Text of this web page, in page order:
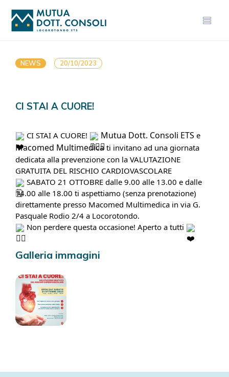
NEWS 20/10/2023
CI STAI A CUORE!
CI STAI A CUORE! Mutua Dott. Consoli ETS e
Macomed Multimedica ti invitano ad una giornata
dedicata alla prevenzione con la VALUTAZIONE
GRATUITA DEL RISCHIO CARDIOVASCOLARE
SABATO 21 OTTOBRE dalle 9.00 alle 13.00 e dalle
14.00 alle 18.00 ti aspettiamo (senza prenotazione)
direttamente presso Macomed Multimedica in via G.
Pasquale Rodio 2/4 a Locorotondo.
Non perdere questa occasione! Aperto a tutti
Galleria immagini